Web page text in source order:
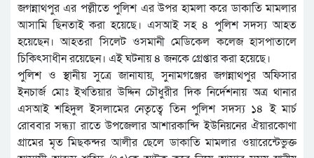
জগন্নাথপুর এর পল্লীতে পুলিশ এর উপর হামলা করে ডাকাতি মামলার
আসামি ছিনতাই করা হয়েছে। এসআই সহ ৪ পুলিশ সদস্য আহত
হয়েছেন। আহতরা সিলেট ওসমানী মেডিকেল কলেজ হাসপাতালে
চিকিৎসাধীন রয়েছেন। এই ঘটনায় ৪ জনকে গ্রেপ্তার করা হয়েছে।
পুলিশ ও স্থানীয় সুত্রে জানাযায়, সুনামগঞ্জের জগন্নাথপুর অফিসার
ইনচার্জ মোঃ ইখতিয়ার উদ্দিন চৌধুরীর দিক নির্দেশনায় অত্র থানার
এসআই শহিদুল ইসলামের নেতৃত্বে তিন পুলিশ সদস্য ১৪ ই মার্চ
রোববার সন্ধ্যা রাতে উপজেলার আশারকান্দি ইউনিয়নের ঐয়ারকোণা
গ্রামের মৃত মিছকন্দর আলীর ছেলে ডাকাতি মামলার ওয়ারেন্টেভুক্ত